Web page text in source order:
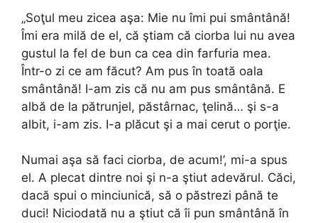
„Soţul meu zicea aşa: Mie nu îmi pui smântână!
Îmi era milă de el, că ştiam că ciorba lui nu avea
gustul la fel de bun ca cea din farfuria mea.
Într-o zi ce am făcut? Am pus în toată oala
smântână! I-am zis că nu am pus smântână. E
albă de la pătrunjel, păstârnac, ţelină… şi s-a
albit, i-am zis. I-a plăcut şi a mai cerut o porţie.
Numai aşa să faci ciorba, de acum!’, mi-a spus
el. A plecat dintre noi şi n-a ştiut adevărul. Căci,
dacă spui o minciunică, să o păstrezi până te
duci! Niciodată nu a ştiut că îi pun smântână în